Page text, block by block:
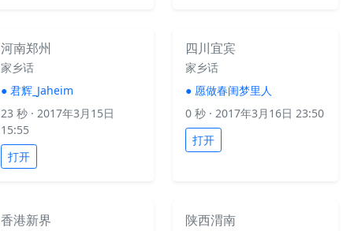
河南郑州
家乡话
● 君辉_Jaheim
23 秒 · 2017年3月15日
15:55
打开
四川宜宾
家乡话
● 愿做春闺梦里人
0 秒 · 2017年3月16日 23:50
打开
香港新界 陕西渭南